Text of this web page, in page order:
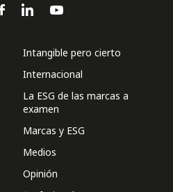
Intangible pero cierto
Internacional
La ESG de las marcas a
examen
Marcas y ESG
Medios
Opinión